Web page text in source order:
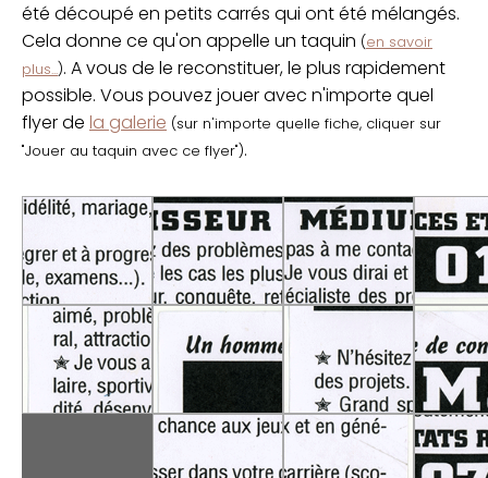
été découpé en petits carrés qui ont été mélangés.
Cela donne ce qu'on appelle un taquin (en savoir
plus...). A vous de le reconstituer, le plus rapidement
possible. Vous pouvez jouer avec n'importe quel
flyer de la galerie (sur n'importe quelle fiche, cliquer sur
"Jouer au taquin avec ce flyer").